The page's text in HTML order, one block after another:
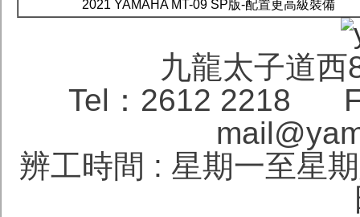
2021 YAMAHA MT-09 SP版-配置更高級裝備
九龍太子道
Tel：2612 2218
辨工時間 : 星期一至星